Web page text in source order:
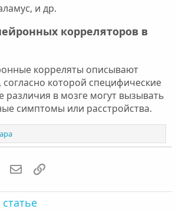
и др.
корреляторов в
корреляты описывают
которой специфические
различия в мозге могут вызывать
симптомы или расстройства.
WhatsAppЭлектронная почта